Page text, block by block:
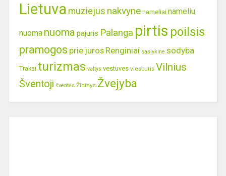
Lietuva muziejus nakvyne nameliai nameliu
nuoma nuoma pajuris Palanga pirtis poilsis
pramogos prie juros Renginiai saslykine sodyba
Trakai turizmas valtys vestuves viesbutis Vilnius
Šventoji šventės Židinys Žvejyba